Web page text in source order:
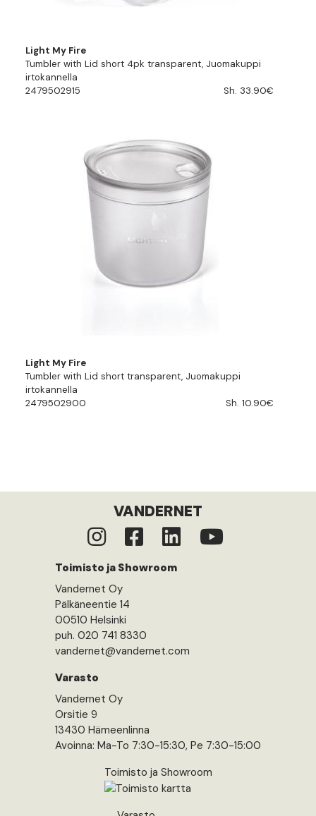
Light My Fire
Tumbler with Lid short 4pk transparent, Juomakuppi
irtokannella
2479502915
Sh. 33.90€
Light My Fire
Tumbler with Lid short transparent, Juomakuppi
irtokannella
2479502900
Sh. 10.90€
VANDERNET
Toimisto ja Showroom
Vandernet Oy
Pälkäneentie 14
00510 Helsinki
puh. 020 741 8330
vandernet@vandernet.com
Varasto
Vandernet Oy
Orsitie 9
13430 Hämeenlinna
Avoinna: Ma-To 7:30-15:30, Pe 7:30-15:00
Toimisto ja Showroom